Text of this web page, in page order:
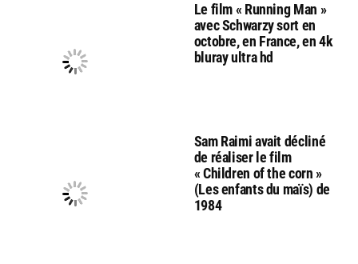
Le film « Running Man »
avec Schwarzy sort en
octobre, en France, en 4k
bluray ultra hd
Sam Raimi avait décliné
de réaliser le film
« Children of the corn »
(Les enfants du maïs) de
1984